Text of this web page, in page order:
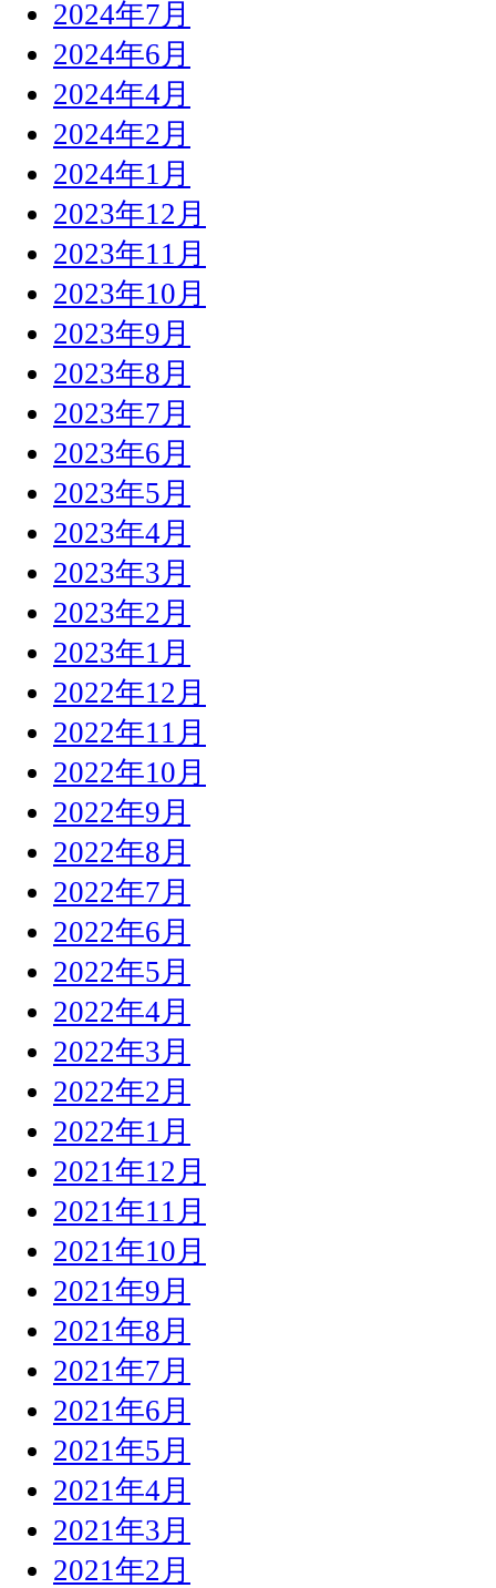
2024年7月
2024年6月
2024年4月
2024年2月
2024年1月
2023年12月
2023年11月
2023年10月
2023年9月
2023年8月
2023年7月
2023年6月
2023年5月
2023年4月
2023年3月
2023年2月
2023年1月
2022年12月
2022年11月
2022年10月
2022年9月
2022年8月
2022年7月
2022年6月
2022年5月
2022年4月
2022年3月
2022年2月
2022年1月
2021年12月
2021年11月
2021年10月
2021年9月
2021年8月
2021年7月
2021年6月
2021年5月
2021年4月
2021年3月
2021年2月